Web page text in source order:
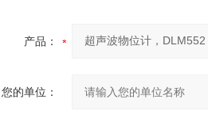
产品：
您的单位：